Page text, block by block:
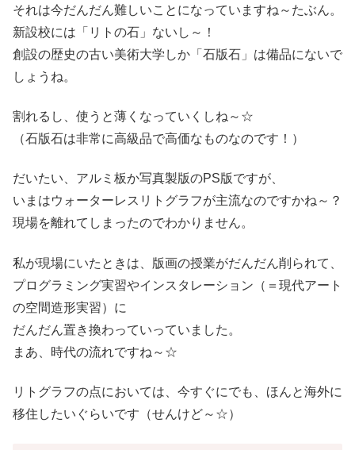
それは今だんだん難しいことになっていますね～たぶん。
新設校には「リトの石」ないし～！
創設の歴史の古い美術大学しか「石版石」は備品にないで
しょうね。
割れるし、使うと薄くなっていくしね～☆
（石版石は非常に高級品で高価なものなのです！）
だいたい、アルミ板か写真製版のPS版ですが、
いまはウォーターレスリトグラフが主流なのですかね～？
現場を離れてしまったのでわかりません。
私が現場にいたときは、版画の授業がだんだん削られて、
プログラミング実習やインスタレーション（＝現代アート
の空間造形実習）に
だんだん置き換わっていっていました。
まあ、時代の流れですね～☆
リトグラフの点においては、今すぐにでも、ほんと海外に
移住したいぐらいです（せんけど～☆）